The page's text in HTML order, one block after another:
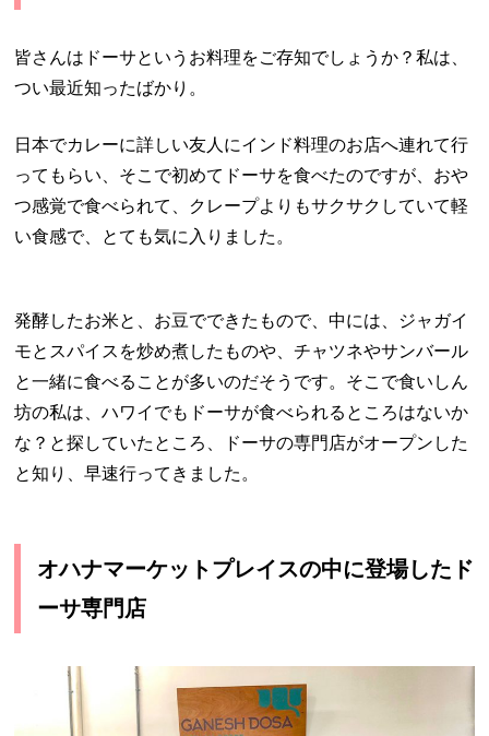
皆さんはドーサというお料理をご存知でしょうか？私は、
つい最近知ったばかり。
日本でカレーに詳しい友人にインド料理のお店へ連れて行
ってもらい、そこで初めてドーサを食べたのですが、おや
つ感覚で食べられて、クレープよりもサクサクしていて軽
い食感で、とても気に入りました。
発酵したお米と、お豆でできたもので、中には、ジャガイ
モとスパイスを炒め煮したものや、チャツネやサンバール
と一緒に食べることが多いのだそうです。そこで食いしん
坊の私は、ハワイでもドーサが食べられるところはないか
な？と探していたところ、ドーサの専門店がオープンした
と知り、早速行ってきました。
オハナマーケットプレイスの中に登場したド
ーサ専門店